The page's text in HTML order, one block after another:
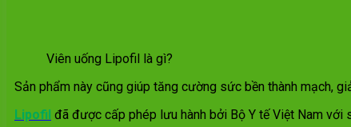
Viên uống Lipofil là gì?
Sản phẩm này cũng giúp tăng cường sức bền thành mạch,
Lipofil đã được cấp phép lưu hành bởi Bộ Y tế Việt Nam